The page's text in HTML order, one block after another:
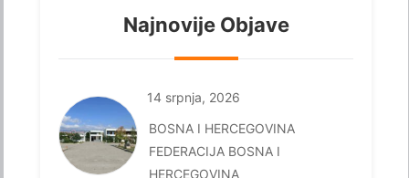
Najnovije Objave
14 srpnja, 2026
BOSNA I HERCEGOVINA
FEDERACIJA BOSNA I
HERCEGOVINA